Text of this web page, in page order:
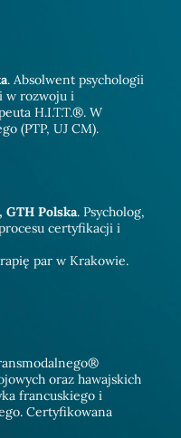
. Absolwent psychologii
w rozwoju i
H.I.T.T.®. W
(PTP, UJ CM).
GTH Polska. Psycholog,
certyfikacji i
par w Krakowie.
oraz hawajskich
francuskiego i
Certyfikowana